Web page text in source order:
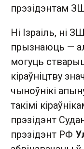
прэзідэнтам
Ні Ізраіль,
прызнаюць —
могуць
кіраўніцтву
чыноўнікі
такімі
прэзідэнт
прэзідэнт РФ